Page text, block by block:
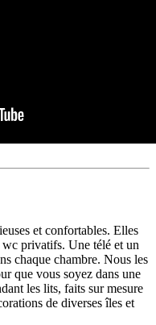
et confortables. Elles
wc privatifs. Une télé et un
chaque chambre. Nous les
que vous soyez dans une
les lits, faits sur mesure
de diverses îles et